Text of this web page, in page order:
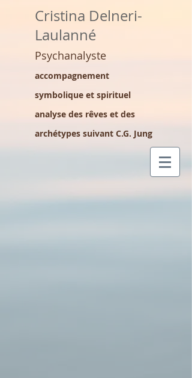
Cristina Delneri-
Laulanné
Psychanalyste
accompagnement
symbolique et spirituel
analyse des rêves et des
archétypes suivant C.G. Jung